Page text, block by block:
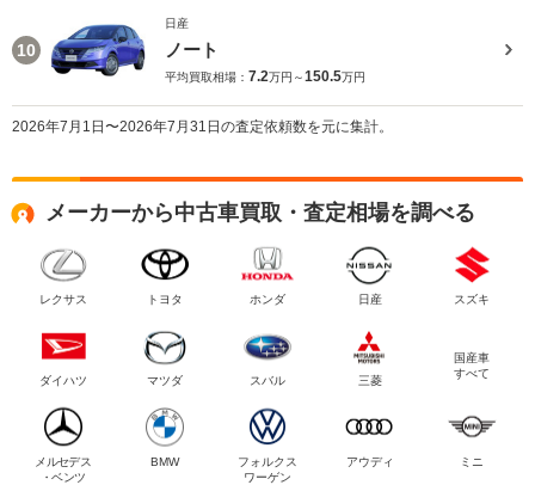
10
日産
ノート
平均買取相場： 7.2万円～150.5万円
2026年7月1日〜2026年7月31日の査定依頼数を元に集計。
メーカーから中古車買取・査定相場を調べる
レクサス トヨタ ホンダ 日産 スズキ
ダイハツ マツダ スバル 三菱
国産車
すべて
メルセデス
・ベンツ
BMW
フォルクス
ワーゲン
アウディ ミニ